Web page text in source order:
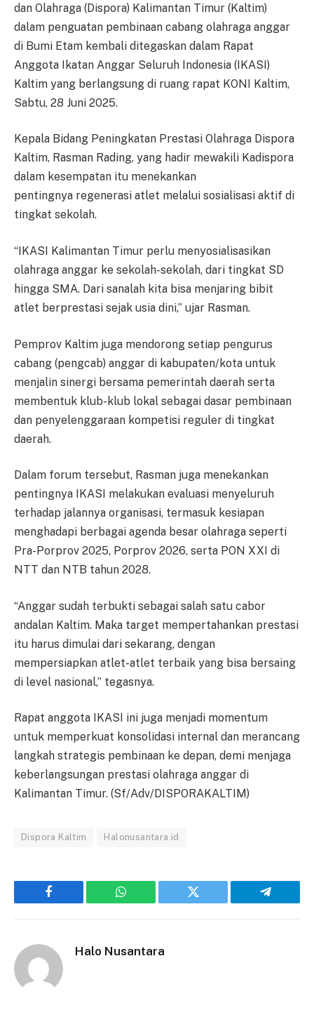
dan Olahraga (Dispora) Kalimantan Timur (Kaltim)
dalam penguatan pembinaan cabang olahraga anggar
di Bumi Etam kembali ditegaskan dalam Rapat
Anggota Ikatan Anggar Seluruh Indonesia (IKASI)
Kaltim yang berlangsung di ruang rapat KONI Kaltim,
Sabtu, 28 Juni 2025.
Kepala Bidang Peningkatan Prestasi Olahraga Dispora
Kaltim, Rasman Rading, yang hadir mewakili Kadispora
dalam kesempatan itu menekankan
pentingnya regenerasi atlet melalui sosialisasi aktif di
tingkat sekolah.
“IKASI Kalimantan Timur perlu menyosialisasikan
olahraga anggar ke sekolah-sekolah, dari tingkat SD
hingga SMA. Dari sanalah kita bisa menjaring bibit
atlet berprestasi sejak usia dini,” ujar Rasman.
Pemprov Kaltim juga mendorong setiap pengurus
cabang (pengcab) anggar di kabupaten/kota untuk
menjalin sinergi bersama pemerintah daerah serta
membentuk klub-klub lokal sebagai dasar pembinaan
dan penyelenggaraan kompetisi reguler di tingkat
daerah.
Dalam forum tersebut, Rasman juga menekankan
pentingnya IKASI melakukan evaluasi menyeluruh
terhadap jalannya organisasi, termasuk kesiapan
menghadapi berbagai agenda besar olahraga seperti
Pra-Porprov 2025, Porprov 2026, serta PON XXI di
NTT dan NTB tahun 2028.
“Anggar sudah terbukti sebagai salah satu cabor
andalan Kaltim. Maka target mempertahankan prestasi
itu harus dimulai dari sekarang, dengan
mempersiapkan atlet-atlet terbaik yang bisa bersaing
di level nasional,” tegasnya.
Rapat anggota IKASI ini juga menjadi momentum
untuk memperkuat konsolidasi internal dan merancang
langkah strategis pembinaan ke depan, demi menjaga
keberlangsungan prestasi olahraga anggar di
Kalimantan Timur. (Sf/Adv/DISPORAKALTIM)
Dispora Kaltim Halonusantara.id
Facebook WhatsApp Twitter Telegram
Halo Nusantara